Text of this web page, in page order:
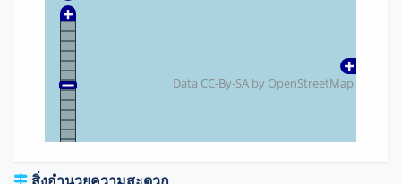
Data CC-By-SA by OpenStreetMap